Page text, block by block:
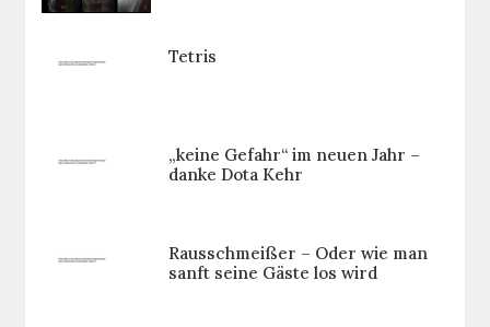
Tetris
„keine Gefahr“ im neuen Jahr –
danke Dota Kehr
Rausschmeißer – Oder wie man
sanft seine Gäste los wird